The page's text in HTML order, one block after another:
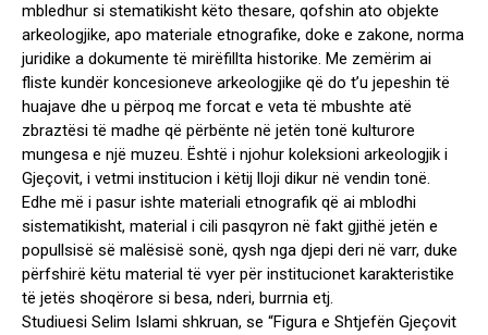
mbledhur si stematikisht këto thesare, qofshin ato objekte
arkeologjike, apo materiale etnografike, doke e zakone, norma
juridike a dokumente të mirëfillta historike. Me zemërim ai
fliste kundër koncesioneve arkeologjike që do t’u jepeshin të
huajave dhe u përpoq me forcat e veta të mbushte atë
zbraztësi të madhe që përbënte në jetën tonë kulturore
mungesa e një muzeu. Është i njohur koleksioni arkeologjik i
Gjeçovit, i vetmi institucion i këtij lloji dikur në vendin tonë.
Edhe më i pasur ishte materiali etnografik që ai mblodhi
sistematikisht, material i cili pasqyron në fakt gjithë jetën e
popullsisë së malësisë sonë, qysh nga djepi deri në varr, duke
përfshirë këtu material të vyer për institucionet karakteristike
të jetës shoqërore si besa, nderi, burrnia etj.
Studiuesi Selim Islami shkruan, se “Figura e Shtjefën Gjeçovit